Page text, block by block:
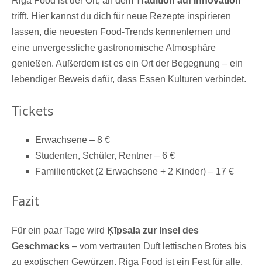
trifft. Hier kannst du dich für neue Rezepte inspirieren
lassen, die neuesten Food-Trends kennenlernen und
eine unvergessliche gastronomische Atmosphäre
genießen. Außerdem ist es ein Ort der Begegnung – ein
lebendiger Beweis dafür, dass Essen Kulturen verbindet.
Tickets
Erwachsene – 8 €
Studenten, Schüler, Rentner – 6 €
Familienticket (2 Erwachsene + 2 Kinder) – 17 €
Fazit
Für ein paar Tage wird Ķīpsala zur Insel des
Geschmacks – vom vertrauten Duft lettischen Brotes bis
zu exotischen Gewürzen. Riga Food ist ein Fest für alle,